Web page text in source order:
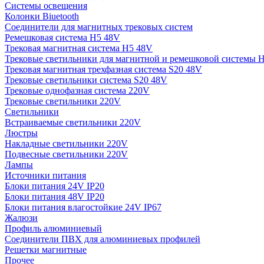
Системы освещения
Колонки Biuetooth
Соединители для магнитных трековых систем
Ремешковая система H5 48V
Трековая магнитная система H5 48V
Трековые светильники для магнитной и ремешковой системы
Трековая магнитная трехфазная система S20 48V
Трековые светильники система S20 48V
Трековые однофазная система 220V
Трековые светильники 220V
Светильники
Встраиваемые светильники 220V
Люстры
Накладные светильники 220V
Подвесные светильники 220V
Лампы
Источники питания
Блоки питания 24V IP20
Блоки питания 48V IP20
Блоки питания влагостойкие 24V IP67
Жалюзи
Профиль алюминиевый
Соединители ПВХ для алюминиевых профилей
Решетки магнитные
Прочее